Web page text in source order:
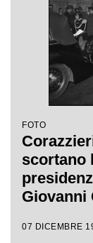
FOTO
scortano
Giovanni
assistere
07 DICEMBRE